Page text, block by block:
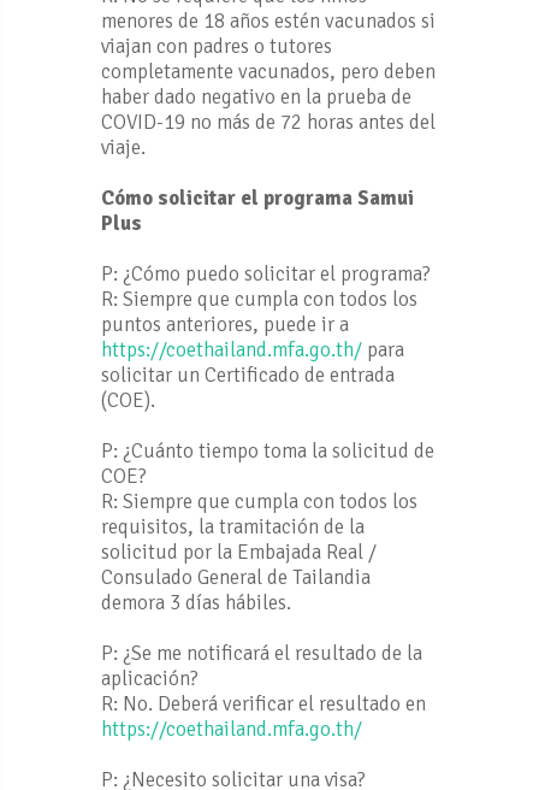
menores de 18 años estén vacunados si
viajan con padres o tutores
completamente vacunados, pero deben
haber dado negativo en la prueba de
COVID-19 no más de 72 horas antes del
viaje.
Cómo solicitar el programa Samui
Plus
P: ¿Cómo puedo solicitar el programa?
R: Siempre que cumpla con todos los
puntos anteriores, puede ir a
https://coethailand.mfa.go.th/ para
solicitar un Certificado de entrada
(COE).
P: ¿Cuánto tiempo toma la solicitud de
COE?
R: Siempre que cumpla con todos los
requisitos, la tramitación de la
solicitud por la Embajada Real /
Consulado General de Tailandia
demora 3 días hábiles.
P: ¿Se me notificará el resultado de la
aplicación?
R: No. Deberá verificar el resultado en
https://coethailand.mfa.go.th/
P: ¿Necesito solicitar una visa?